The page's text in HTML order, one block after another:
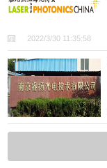
2022/3/30 11:35:58